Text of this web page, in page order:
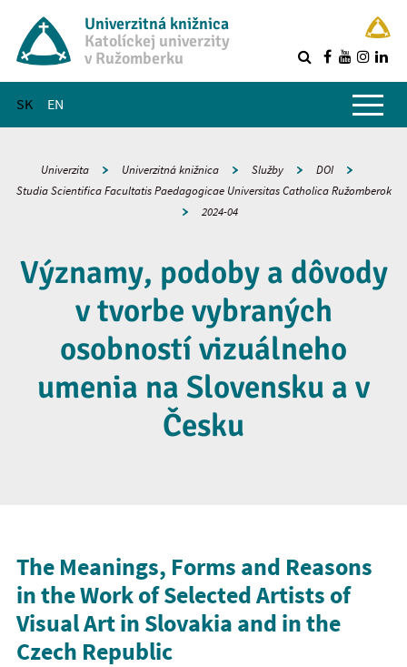
Univerzitná knižnica
Katolíckej univerzity
v Ružomberku
SK EN
Hlavné menu
Univerzita Univerzitná knižnica Služby
DOI
Studia Scientifica Facultatis Paedagogicae Universitas Catholica Ružomberok
2024-04
Významy, podoby a dôvody
v tvorbe vybraných
osobností vizuálneho
umenia na Slovensku a v
Česku
The Meanings, Forms and Reasons
in the Work of Selected Artists of
Visual Art in Slovakia and in the
Czech Republic